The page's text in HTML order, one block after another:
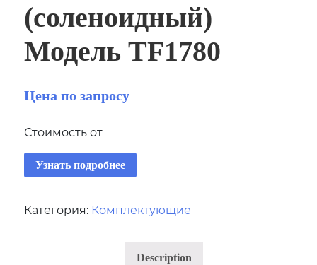
(соленоидный)
Модель TF1780
Цена по запросу
Стоимость от
Узнать подробнее
Категория: Комплектующие
Description